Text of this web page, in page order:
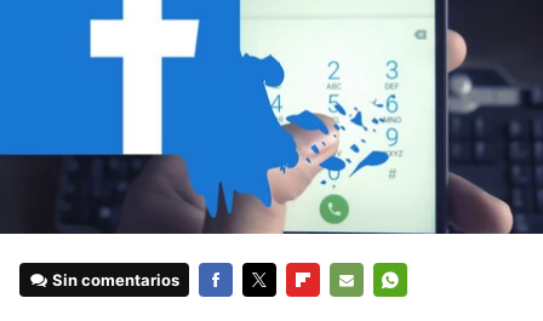
Sin comentarios